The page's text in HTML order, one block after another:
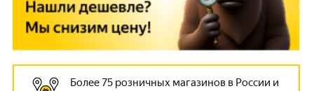
Более 75 розничных магазинов в России и